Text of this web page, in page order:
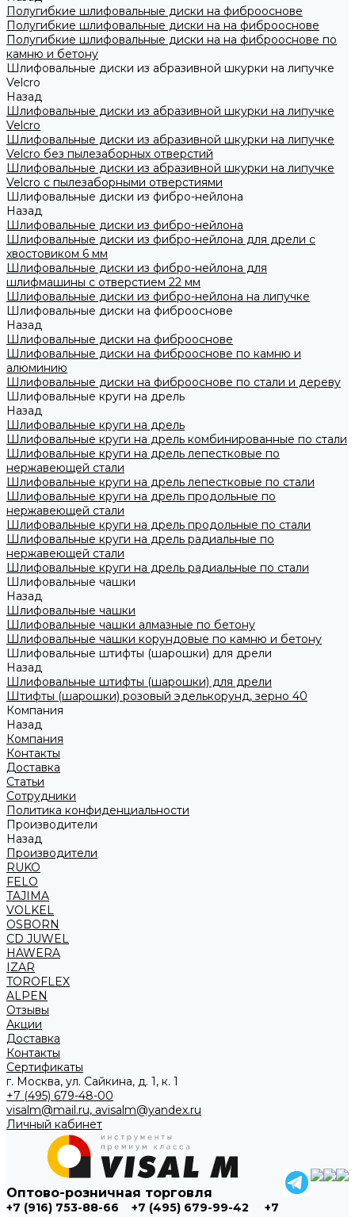
Полугибкие шлифовальные диски на фиброоснове
Полугибкие шлифовальные диски на на фиброоснове
Полугибкие шлифовальные диски на на фиброоснове по
камню и бетону
Шлифовальные диски из абразивной шкурки на липучке
Velcro
Назад
Шлифовальные диски из абразивной шкурки на липучке
Velcro
Шлифовальные диски из абразивной шкурки на липучке
Velcro без пылезаборных отверстий
Шлифовальные диски из абразивной шкурки на липучке
Velcro с пылезаборными отверстиями
Шлифовальные диски из фибро-нейлона
Назад
Шлифовальные диски из фибро-нейлона
Шлифовальные диски из фибро-нейлона для дрели с
хвостовиком 6 мм
Шлифовальные диски из фибро-нейлона для
шлифмашины с отверстием 22 мм
Шлифовальные диски из фибро-нейлона на липучке
Шлифовальные диски на фиброоснове
Назад
Шлифовальные диски на фиброоснове
Шлифовальные диски на фиброоснове по камню и
алюминию
Шлифовальные диски на фиброоснове по стали и дереву
Шлифовальные круги на дрель
Назад
Шлифовальные круги на дрель
Шлифовальные круги на дрель комбинированные по стали
Шлифовальные круги на дрель лепестковые по
нержавеющей стали
Шлифовальные круги на дрель лепестковые по стали
Шлифовальные круги на дрель продольные по
нержавеющей стали
Шлифовальные круги на дрель продольные по стали
Шлифовальные круги на дрель радиальные по
нержавеющей стали
Шлифовальные круги на дрель радиальные по стали
Шлифовальные чашки
Назад
Шлифовальные чашки
Шлифовальные чашки алмазные по бетону
Шлифовальные чашки корундовые по камню и бетону
Шлифовальные штифты (шарошки) для дрели
Назад
Шлифовальные штифты (шарошки) для дрели
Штифты (шарошки) розовый эделькорунд, зерно 40
Компания
Назад
Компания
Контакты
Доставка
Статьи
Сотрудники
Политика конфиденциальности
Производители
Назад
Производители
RUKO
FELO
TAJIMA
VOLKEL
OSBORN
CD JUWEL
HAWERA
IZAR
TOROFLEX
ALPEN
Отзывы
Акции
Доставка
Контакты
Сертификаты
г. Москва, ул. Сайкина, д. 1, к. 1
+7 (495) 679-48-00
visalm@mail.ru, avisalm@yandex.ru
Личный кабинет
Оптово-розничная торговля
+7 (916) 753-88-66 +7 (495) 679-99-42
+7